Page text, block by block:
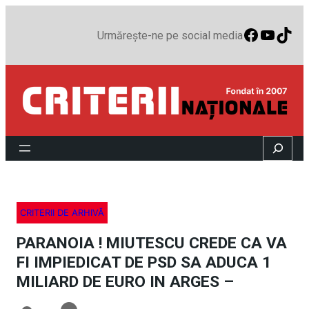
Urmărește-ne pe social media
Search
CRITERII DE ARHIVĂ
PARANOIA ! MIUTESCU CREDE CA VA
FI IMPIEDICAT DE PSD SA ADUCA 1
MILIARD DE EURO IN ARGES –